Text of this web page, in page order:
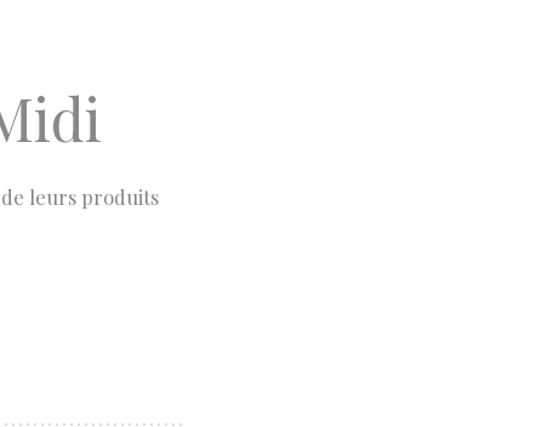
leurs produits